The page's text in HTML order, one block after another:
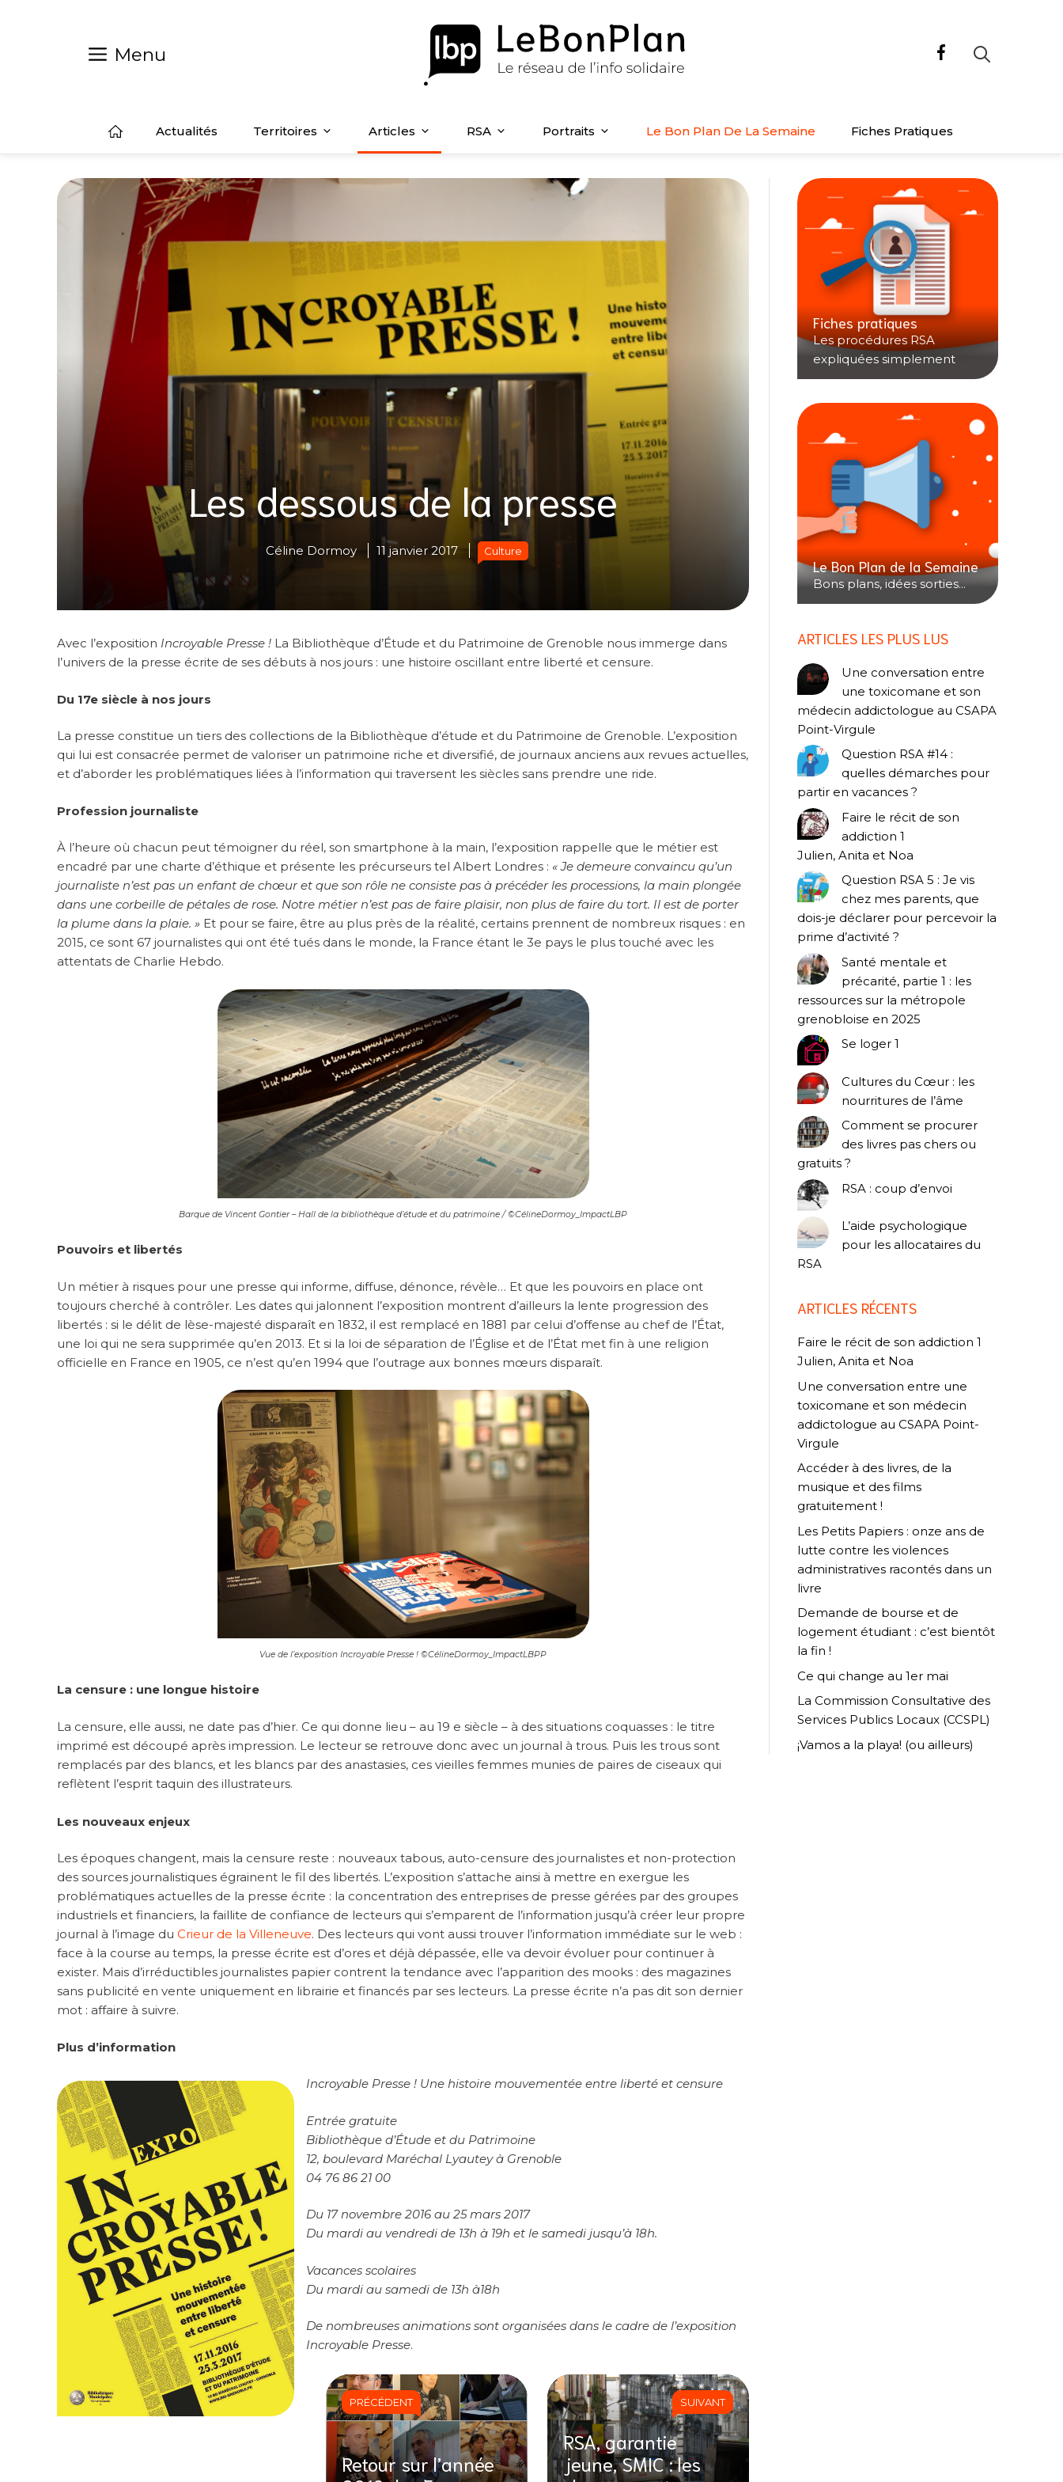
Menu
Actualités Territoires Articles RSA Portraits Le Bon Plan De La Semaine Fiches Pratiques
Les dessous de la presse
Céline Dormoy 11 janvier 2017 Culture
Avec l’exposition Incroyable Presse ! La Bibliothèque d’Étude et du Patrimoine de Grenoble nous immerge dans
l’univers de la presse écrite de ses débuts à nos jours : une histoire oscillant entre liberté et censure.
Du 17e siècle à nos jours
La presse constitue un tiers des collections de la Bibliothèque d’étude et du Patrimoine de Grenoble. L’exposition
qui lui est consacrée permet de valoriser un patrimoine riche et diversifié, de journaux anciens aux revues actuelles,
et d’aborder les problématiques liées à l’information qui traversent les siècles sans prendre une ride.
Profession journaliste
À l’heure où chacun peut témoigner du réel, son smartphone à la main, l’exposition rappelle que le métier est
encadré par une charte d’éthique et présente les précurseurs tel Albert Londres : « Je demeure convaincu qu’un
journaliste n’est pas un enfant de chœur et que son rôle ne consiste pas à précéder les processions, la main plongée
dans une corbeille de pétales de rose. Notre métier n’est pas de faire plaisir, non plus de faire du tort. Il est de porter
la plume dans la plaie. » Et pour se faire, être au plus près de la réalité, certains prennent de nombreux risques : en
2015, ce sont 67 journalistes qui ont été tués dans le monde, la France étant le 3e pays le plus touché avec les
attentats de Charlie Hebdo.
Barque de Vincent Gontier – Hall de la bibliothèque d’étude et du patrimoine / ©CélineDormoy_ImpactLBP
Pouvoirs et libertés
Un métier à risques pour une presse qui informe, diffuse, dénonce, révèle… Et que les pouvoirs en place ont
toujours cherché à contrôler. Les dates qui jalonnent l’exposition montrent d’ailleurs la lente progression des
libertés : si le délit de lèse-majesté disparaît en 1832, il est remplacé en 1881 par celui d’offense au chef de l’État,
une loi qui ne sera supprimée qu’en 2013. Et si la loi de séparation de l’Église et de l’État met fin à une religion
officielle en France en 1905, ce n’est qu’en 1994 que l’outrage aux bonnes mœurs disparaît.
Vue de l’exposition Incroyable Presse ! ©CélineDormoy_ImpactLBPP
La censure : une longue histoire
La censure, elle aussi, ne date pas d’hier. Ce qui donne lieu – au 19 e siècle – à des situations coquasses : le titre
imprimé est découpé après impression. Le lecteur se retrouve donc avec un journal à trous. Puis les trous sont
remplacés par des blancs, et les blancs par des anastasies, ces vieilles femmes munies de paires de ciseaux qui
reflètent l’esprit taquin des illustrateurs.
Les nouveaux enjeux
Les époques changent, mais la censure reste : nouveaux tabous, auto-censure des journalistes et non-protection
des sources journalistiques égrainent le fil des libertés. L’exposition s’attache ainsi à mettre en exergue les
problématiques actuelles de la presse écrite : la concentration des entreprises de presse gérées par des groupes
industriels et financiers, la faillite de confiance de lecteurs qui s’emparent de l’information jusqu’à créer leur propre
journal à l’image du Crieur de la Villeneuve. Des lecteurs qui vont aussi trouver l’information immédiate sur le web :
face à la course au temps, la presse écrite est d’ores et déjà dépassée, elle va devoir évoluer pour continuer à
exister. Mais d’irréductibles journalistes papier contrent la tendance avec l’apparition des mooks : des magazines
sans publicité en vente uniquement en librairie et financés par ses lecteurs. La presse écrite n’a pas dit son dernier
mot : affaire à suivre.
Plus d’information
Incroyable Presse ! Une histoire mouvementée entre liberté et censure
Entrée gratuite
Bibliothèque d’Étude et du Patrimoine
12, boulevard Maréchal Lyautey à Grenoble
04 76 86 21 00
Du 17 novembre 2016 au 25 mars 2017
Du mardi au vendredi de 13h à 19h et le samedi jusqu’à 18h.
Vacances scolaires
Du mardi au samedi de 13h à18h
De nombreuses animations sont organisées dans le cadre de l’exposition
Incroyable Presse.
PRÉCÉDENT
Retour sur l’année
SUIVANT
RSA, garantie
jeune, SMIC : les
Fiches pratiques
Les procédures RSA
expliquées simplement
Le Bon Plan de la Semaine
Bons plans, idées sorties...
ARTICLES LES PLUS LUS
Une conversation entre
une toxicomane et son
médecin addictologue au CSAPA
Point-Virgule
Question RSA #14 :
quelles démarches pour
partir en vacances ?
Faire le récit de son
addiction 1
Julien, Anita et Noa
Question RSA 5 : Je vis
chez mes parents, que
dois-je déclarer pour percevoir la
prime d’activité ?
Santé mentale et
précarité, partie 1 : les
ressources sur la métropole
grenobloise en 2025
Se loger 1
Cultures du Cœur : les
nourritures de l’âme
Comment se procurer
des livres pas chers ou
gratuits ?
RSA : coup d’envoi
L’aide psychologique
pour les allocataires du
RSA
ARTICLES RÉCENTS
Faire le récit de son addiction 1
Julien, Anita et Noa
Une conversation entre une
toxicomane et son médecin
addictologue au CSAPA Point-
Virgule
Accéder à des livres, de la
musique et des films
gratuitement !
Les Petits Papiers : onze ans de
lutte contre les violences
administratives racontés dans un
livre
Demande de bourse et de
logement étudiant : c’est bientôt
la fin !
Ce qui change au 1er mai
La Commission Consultative des
Services Publics Locaux (CCSPL)
¡Vamos a la playa! (ou ailleurs)